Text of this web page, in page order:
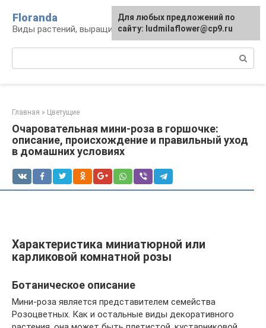
контенту
Floranda
Виды растений, выращивание и уход
Главная » Цветущие
Очаровательная мини-роза в горшочке:
описание, происхождение и правильный уход
в домашних условиях
Характеристика миниатюрной или
карликовой комнатной розы
Ботаническое описание
Мини-роза является представителем семейства
Розоцветных. Как и остальные виды декоративного
Для любых предложений по
сайту: ludmilaflower@cp9.ru